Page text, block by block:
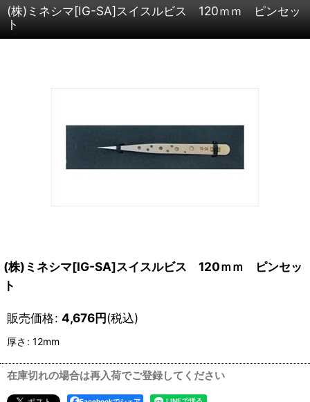
(株)ミネシマ[IG-SA]スイスルビス 120ｍｍ ピンセッ
ト
(株)ミネシマ[IG-SA]スイスルビス 120ｍｍ ピンセッ
ト
販売価格: 4,676円(税込)
厚さ : 12mm
在庫切れの場合は再入荷でご登録してください